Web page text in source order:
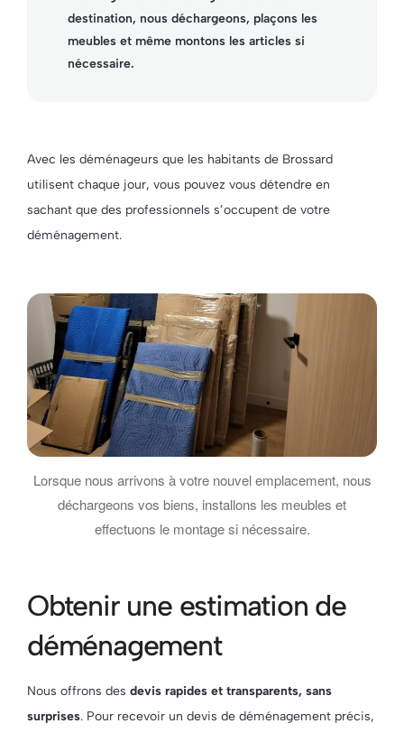
destination, nous déchargeons, plaçons les
meubles et même montons les articles si
nécessaire.
Avec les déménageurs que les habitants de Brossard
utilisent chaque jour, vous pouvez vous détendre en
sachant que des professionnels s’occupent de votre
déménagement.
Lorsque nous arrivons à votre nouvel emplacement, nous
déchargeons vos biens, installons les meubles et
effectuons le montage si nécessaire.
Obtenir une estimation de
déménagement
Nous offrons des devis rapides et transparents, sans
surprises. Pour recevoir un devis de déménagement précis,